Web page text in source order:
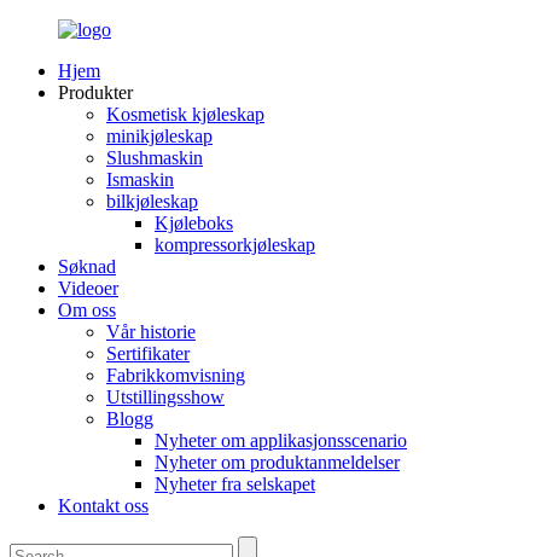
Hjem
Produkter
Kosmetisk kjøleskap
minikjøleskap
Slushmaskin
Ismaskin
bilkjøleskap
Kjøleboks
kompressorkjøleskap
Søknad
Videoer
Om oss
Vår historie
Sertifikater
Fabrikkomvisning
Utstillingsshow
Blogg
Nyheter om applikasjonsscenario
Nyheter om produktanmeldelser
Nyheter fra selskapet
Kontakt oss